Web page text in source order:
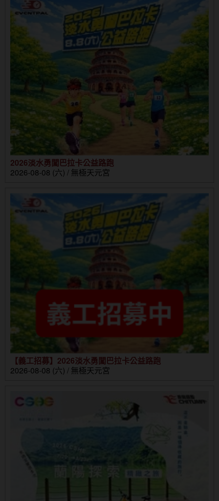
2026淡水勇闖巴拉卡公益路跑
2026-08-08 (六) / 無極天元宮
【義工招募】2026淡水勇闖巴拉卡公益路跑
2026-08-08 (六) / 無極天元宮